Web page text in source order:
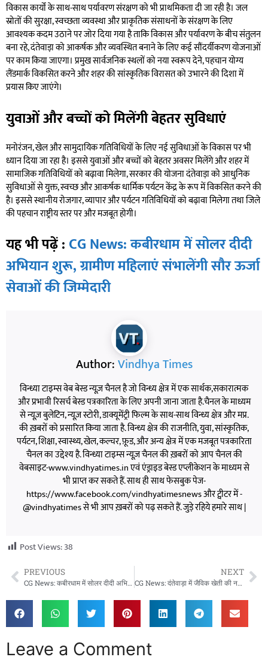
विकास कार्यों के साथ-साथ पर्यावरण संरक्षण को भी प्राथमिकता दी जा रही है। जल
स्रोतों की सुरक्षा, स्वच्छता व्यवस्था और प्राकृतिक संसाधनों के संरक्षण के लिए
आवश्यक कदम उठाने पर जोर दिया गया है ताकि विकास और पर्यावरण के बीच संतुलन
बना रहे, दंतेवाड़ा को आकर्षक और व्यवस्थित बनाने के लिए कई सौंदर्यीकरण योजनाओं
पर काम किया जाएगा। प्रमुख सार्वजनिक स्थलों को नया स्वरूप देने, पहचान योग्य
लैंडमार्क विकसित करने और शहर की सांस्कृतिक विरासत को उभारने की दिशा में
प्रयास किए जाएंगे।
युवाओं और बच्चों को मिलेंगी बेहतर सुविधाएं
मनोरंजन, खेल और सामुदायिक गतिविधियों के लिए नई सुविधाओं के विकास पर भी
ध्यान दिया जा रहा है। इससे युवाओं और बच्चों को बेहतर अवसर मिलेंगे और शहर में
सामाजिक गतिविधियों को बढ़ावा मिलेगा, सरकार की योजना दंतेवाड़ा को आधुनिक
सुविधाओं से युक्त, स्वच्छ और आकर्षक धार्मिक पर्यटन केंद्र के रूप में विकसित करने की
है। इससे स्थानीय रोजगार, व्यापार और पर्यटन गतिविधियों को बढ़ावा मिलेगा तथा जिले
की पहचान राष्ट्रीय स्तर पर और मजबूत होगी।
यह भी पढ़ें : CG News: कबीरधाम में सोलर दीदी
अभियान शुरू, ग्रामीण महिलाएं संभालेंगी सौर ऊर्जा
सेवाओं की जिम्मेदारी
Author:Vindhya Times
विन्ध्या टाइम्स वेब बेस्ड न्यूज़ चैनल है जो विन्ध्य क्षेत्र में एक सार्थक,सकारात्मक
और प्रभावी रिसर्च बेस्ड पत्रकारिता के लिए अपनी जाना जाता है.चैनल के माध्यम
से न्यूज़ बुलेटिन, न्यूज़ स्टोरी, डाक्यूमेंट्री फिल्म के साथ-साथ विन्ध्य क्षेत्र और मप्र.
की ख़बरों को प्रसारित किया जाता है. विन्ध्य क्षेत्र की राजनीति, युवा, सांस्कृतिक,
पर्यटन, शिक्षा, स्वास्थ्य, खेल, कल्चर, फ़ूड, और अन्य क्षेत्र में एक मजबूत पत्रकारिता
चैनल का उद्देश्य है. विन्ध्या टाइम्स न्यूज़ चैनल की ख़बरों को आप चैनल की
वेबसाइट-www.vindhyatimes.in एवं एंड्राइड बेस्ड एप्लीकेशन के माध्यम से
भी प्राप्त कर सकते हैं. साथ ही साथ फेसबुक पेज-
https://www.facebook.com/vindhyatimesnews और ट्वीटर में -
@vindhyatimes से भी आप ख़बरों को पढ़ सकते हैं. जुड़े रहिये हमारे साथ |
Post Views:38
PREVIOUS
CG News: कबीरधाम में सोलर दीदी अभियान शुरू, ग्रामीण महिलाएं संभालेंगी सौर ऊर्जा सेवाओं की जिम्मेदारी
NEXT
CG News: दंतेवाड़ा में जैविक खेती की नई शुरुआत, किसानों को मिला आधुनिक प्रशिक्षण
Leave a Comment